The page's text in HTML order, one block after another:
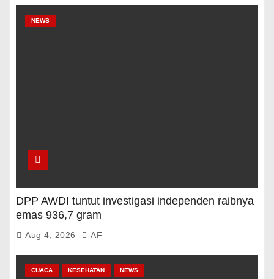
NEWS
DPP AWDI tuntut investigasi independen raibnya
emas 936,7 gram
Aug 4, 2026 AF
CUACA KESEHATAN NEWS